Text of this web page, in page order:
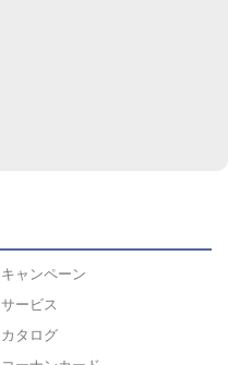
キャンペーン
サービス
カタログ